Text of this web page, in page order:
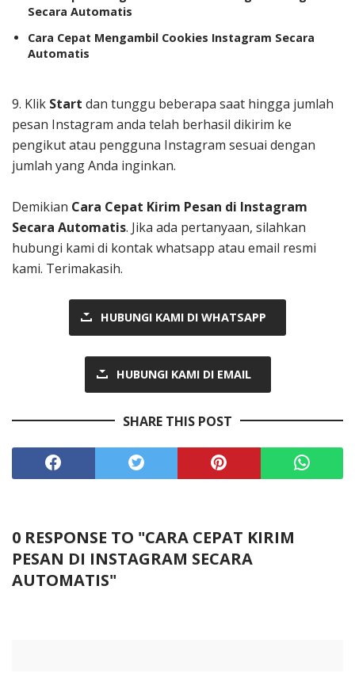
Secara Automatis
Cara Cepat Mengambil Cookies Instagram Secara
Automatis
9. Klik Start dan tunggu beberapa saat hingga jumlah
pesan Instagram anda telah berhasil dikirim ke
pengikut atau pengguna Instagram sesuai dengan
jumlah yang Anda inginkan.
Demikian Cara Cepat Kirim Pesan di Instagram
Secara Automatis. Jika ada pertanyaan, silahkan
hubungi kami di kontak whatsapp atau email resmi
kami. Terimakasih.
HUBUNGI KAMI DI WHATSAPP
HUBUNGI KAMI DI EMAIL
SHARE THIS POST
0 RESPONSE TO "CARA CEPAT KIRIM
PESAN DI INSTAGRAM SECARA
AUTOMATIS"